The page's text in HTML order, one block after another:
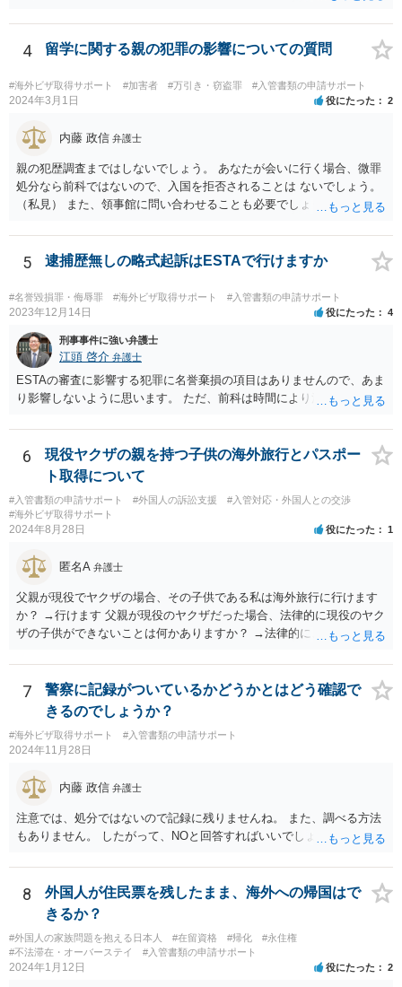
4 留学に関する親の犯罪の影響についての質問
#海外ビザ取得サポート #加害者 #万引き・窃盗罪 #入管書類の申請サポート
2024年3月1日 役にたった 2
内藤 政信 弁護士
親の犯歴調査まではしないでしょう。 あなたが会いに行く場合、微罪
処分なら前科ではないので、入国を拒否されることは ないでしょう。
（私見） また、領事館に問い合わせることも必要でしょう。
5 逮捕歴無しの略式起訴はESTAで行けますか
#名誉毀損罪・侮辱罪 #海外ビザ取得サポート #入管書類の申請サポート
2023年12月14日 役にたった 4
刑事事件に強い弁護士
江頭 啓介 弁護士
ESTAの審査に影響する犯罪に名誉棄損の項目はありませんので、あま
り影響しないように思います。 ただ、前科は時間により消えません。
6
現役ヤクザの親を持つ子供の海外旅行とパスポー
ト取得について
#入管書類の申請サポート #外国人の訴訟支援
#入管対応・外国人との交渉
#海外ビザ取得サポート
2024年8月28日 役にたった 1
匿名A 弁護士
父親が現役でヤクザの場合、その子供である私は海外旅行に行けます
か？ →行けます 父親が現役のヤクザだった場合、法律的に現役のヤク
ザの子供ができないことは何かありますか？ →法律的に、ということ
7
警察に記録がついているかどうかとはどう確認で
きるのでしょうか？
#海外ビザ取得サポート #入管書類の申請サポート
2024年11月28日
内藤 政信 弁護士
注意では、処分ではないので記録に残りませんね。 また、調べる方法
もありません。 したがって、NOと回答すればいいでしょう。
8
外国人が住民票を残したまま、海外への帰国はで
きるか？
#外国人の家族問題を抱える日本人 #在留資格 #帰化
#永住権
#不法滞在・オーバーステイ
#入管書類の申請サポート
2024年1月12日 役にたった 2